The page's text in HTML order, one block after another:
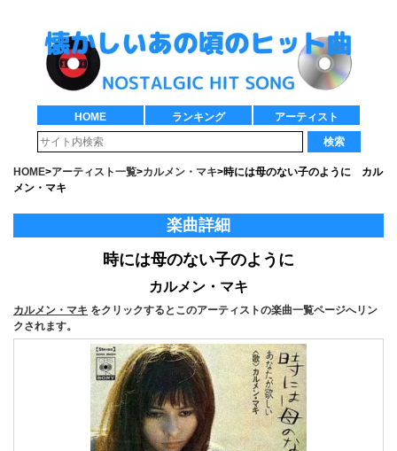
HOME ランキング
アーティスト
検索
HOME>アーティスト一覧>カルメン・マキ>時には母のない子のように カル
メン・マキ
楽曲詳細
時には母のない子のように
カルメン・マキ
カルメン・マキ をクリックするとこのアーティストの楽曲一覧ページへリン
クされます。